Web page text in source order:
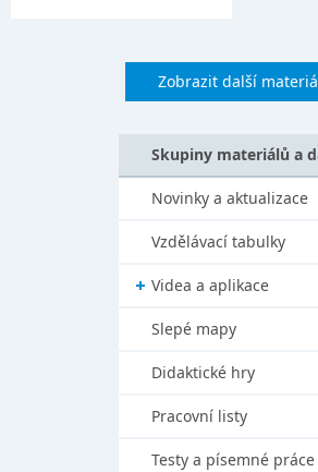
Zobrazit další
Skupiny materiálů a
Novinky a aktualizace
Vzdělávací tabulky
Videa a aplikace
Slepé mapy
Didaktické hry
Pracovní listy
Testy a písemné práce